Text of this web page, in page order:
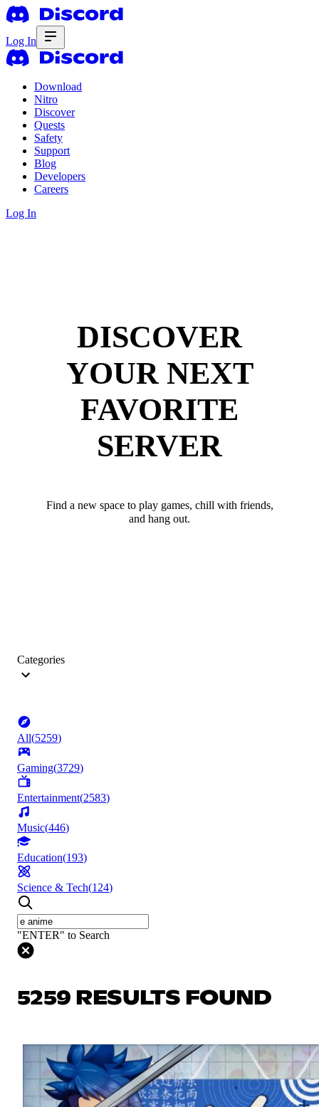
Log In
Download
Nitro
Discover
Quests
Safety
Support
Blog
Developers
Careers
Log In
DISCOVER
YOUR NEXT
FAVORITE
SERVER
Find a new space to play games, chill with friends,
and hang out.
Categories
All(5259)
Gaming(3729)
Entertainment(2583)
Music(446)
Education(193)
Science & Tech(124)
"ENTER" to Search
5259 RESULTS FOUND